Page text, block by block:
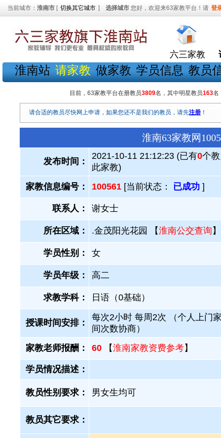
当前城市： 淮南市 [ 切换其它城市 ] 选择城市 您好，欢迎来63家教平台！请 登
六三家教
淮南站 请家教 做家教 学员信息 教员
目前，63家教平台在册教员3809名，其中明星教员163名
请合适的教员尽快网上申请，如果您还不是我们的教员，请先注册 ！
淮南63家教网
发布时间：
2021-10-11 21:12:23 (已有0个
此家教)
家教信息编号：
100561 [当前状态： 已成功 ]
联系人： 谢女士
所在区域： .金茂阳光花园 【淮南公交查询 】
学员性别： 女
学员年级： 高二
求教学科： 日语（0基础）
授课时间安排：
每次2小时 每周2次 （个人上门
间次数协商）
家教老师报酬：
60 【淮南家教资费参考】
学员情况描述：
教员性别要求： 男女生均可
教员其它要求：